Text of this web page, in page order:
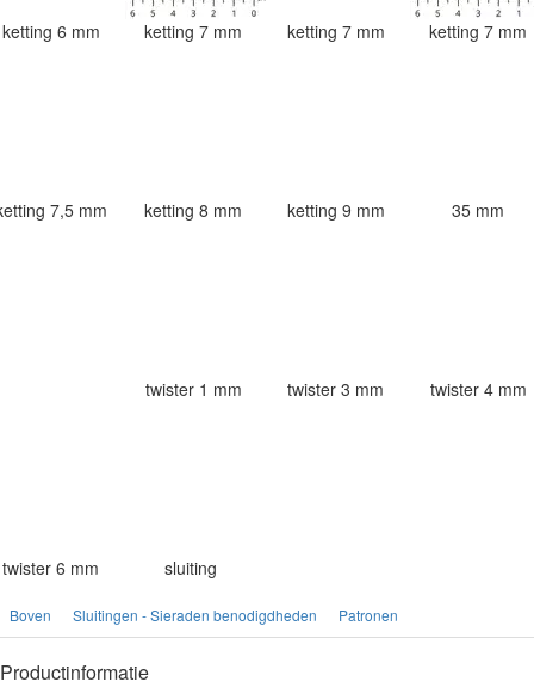
ketting 6 mm ketting 7 mm ketting 7 mm ketting 7 mm
7,5 mm ketting 8 mm ketting 9 mm 35 mm
twister 1 mm twister 3 mm twister 4 mm
twister 6 mm sluiting
Boven Sluitingen - Sieraden benodigdheden Patronen
Productinformatie